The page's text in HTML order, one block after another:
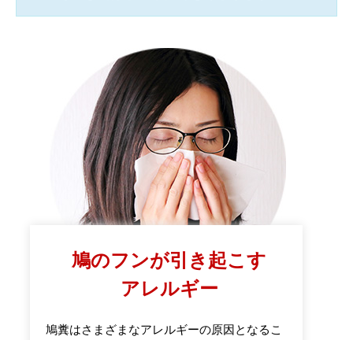
鳩のフンが引き起こす
アレルギー
鳩糞はさまざまなアレルギーの原因となるこ